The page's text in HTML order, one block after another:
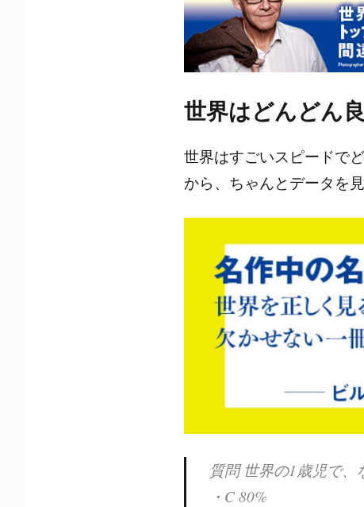
世界はどんどん
世界はすごいスピードで
から、ちゃんとデータを
質問 世界の1歳児で
・C 80%